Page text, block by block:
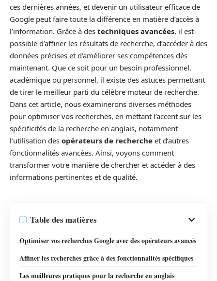
ces dernières années, et devenir un utilisateur efficace de
Google peut faire toute la différence en matière d’accès à
l’information. Grâce à des techniques avancées, il est
possible d’affiner les résultats de recherche, d’accéder à des
données précises et d’améliorer ses compétences dès
maintenant. Que ce soit pour un besoin professionnel,
académique ou personnel, il existe des astuces permettant
de tirer le meilleur parti du célèbre moteur de recherche.
Dans cet article, nous examinerons diverses méthodes
pour optimiser vos recherches, en mettant l’accent sur les
spécificités de la recherche en anglais, notamment
l’utilisation des opérateurs de recherche et d’autres
fonctionnalités avancées. Ainsi, voyons comment
transformer votre manière de chercher et accéder à des
informations pertinentes et de qualité.
Table des matières
Optimiser vos recherches Google avec des opérateurs avancés
Affiner les recherches grâce à des fonctionnalités spécifiques
Les meilleures pratiques pour la recherche en anglais